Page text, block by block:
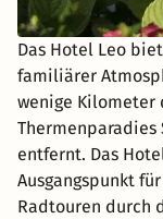
Das Hotel Leo
familiärer
wenige Kilometer
Thermenparadies
entfernt. Das
Ausgangspunkt
Radtouren durch